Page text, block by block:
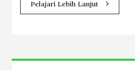
Pelajari Lebih Lanjut